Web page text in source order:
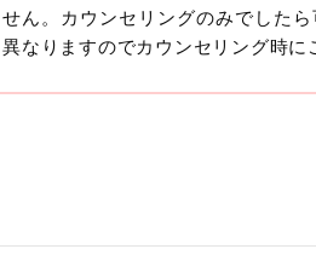
本プライバシーポリシーにおいて
生年月日その他の記述等により特
収集した患者様に関する情報には
③を併せて「取得情報」といいます
せん。カウンセリングのみでした
異なりますのでカウンセリング時に